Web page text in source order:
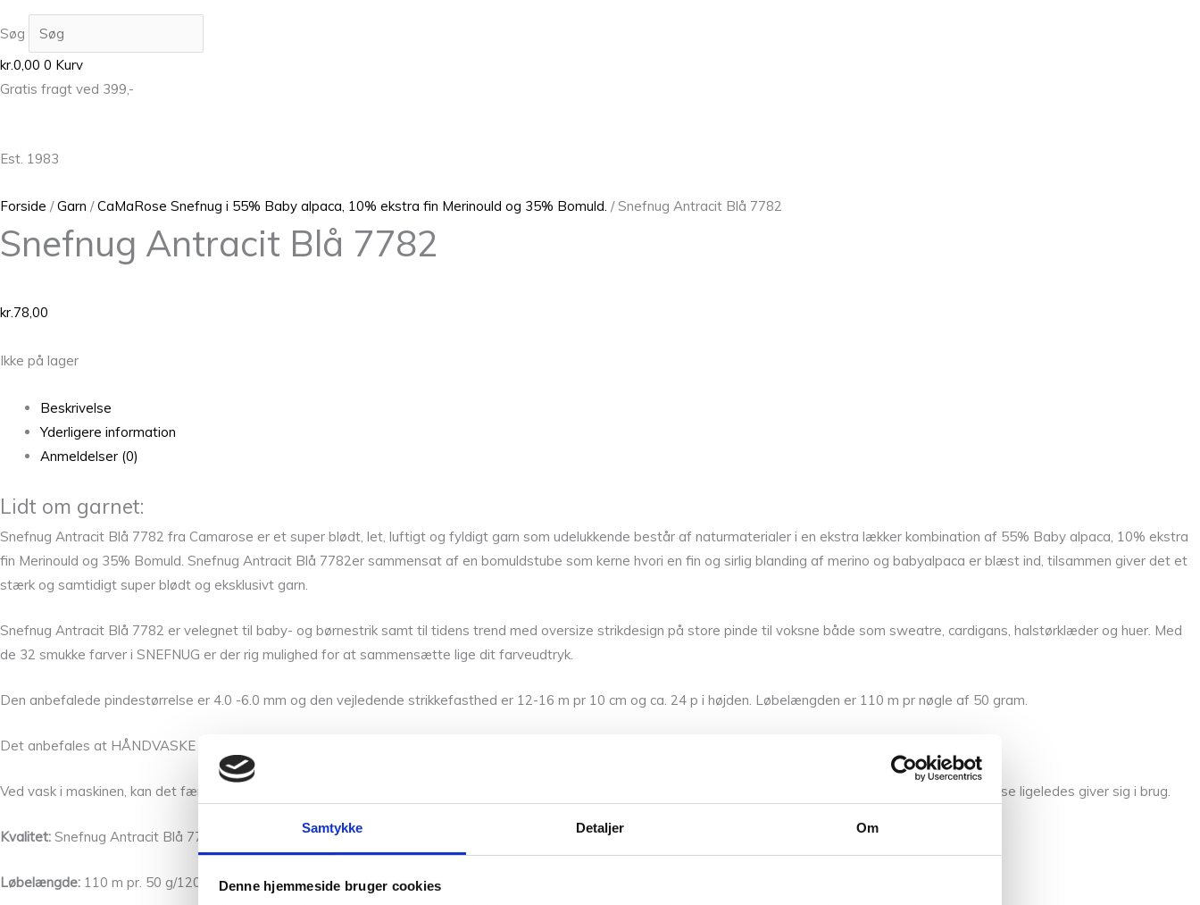
Samtykke Detaljer Om
Denne hjemmeside bruger cookies
Søg
kr.0,00 0 Kurv
Gratis fragt ved 399,-
Est. 1983
Forside /Garn /CaMaRose Snefnug i 55% Baby alpaca, 10% ekstra fin Merinould og 35% Bomuld. / Snefnug Antracit Blå 7782
Snefnug Antracit Blå 7782
kr.78,00
Ikke på lager
Beskrivelse
Yderligere information
Anmeldelser (0)
Lidt om garnet:
Snefnug Antracit Blå 7782 fra Camarose er et super blødt, let, luftigt og fyldigt garn som udelukkende består af naturmaterialer i en ekstra lækker kombination af 55% Baby alpaca, 10% ekstra
fin Merinould og 35% Bomuld. Snefnug Antracit Blå 7782er sammensat af en bomuldstube som kerne hvori en fin og sirlig blanding af merino og babyalpaca er blæst ind, tilsammen giver det et
stærk og samtidigt super blødt og eksklusivt garn.
Snefnug Antracit Blå 7782 er velegnet til baby- og børnestrik samt til tidens trend med oversize strikdesign på store pinde til voksne både som sweatre, cardigans, halstørklæder og huer. Med
de 32 smukke farver i SNEFNUG er der rig mulighed for at sammensætte lige dit farveudtryk.
Den anbefalede pindestørrelse er 4.0 -6.0 mm og den vejledende strikkefasthed er 12-16 m pr 10 cm og ca. 24 p i højden. Løbelængden er 110 m pr nøgle af 50 gram.
Det anbefales at HÅNDVASKE det færdige arbejde, med uldvaskemiddel og lade det ligge tørre fladt.
Ved vask i maskinen, kan det færdige arbejde krympe op til 7%, men vil give sig igen i brug. Det anbefales at strikke ribkanter lidt fast og en anelse smallere da disse ligeledes giver sig i brug.
Kvalitet: Snefnug Antracit Blå 7782 består af 55% Baby alpaca, 10% ekstra fin Merinould og 35% Bomuld
Løbelængde: 110 m pr. 50 g/120 yards per 50 g